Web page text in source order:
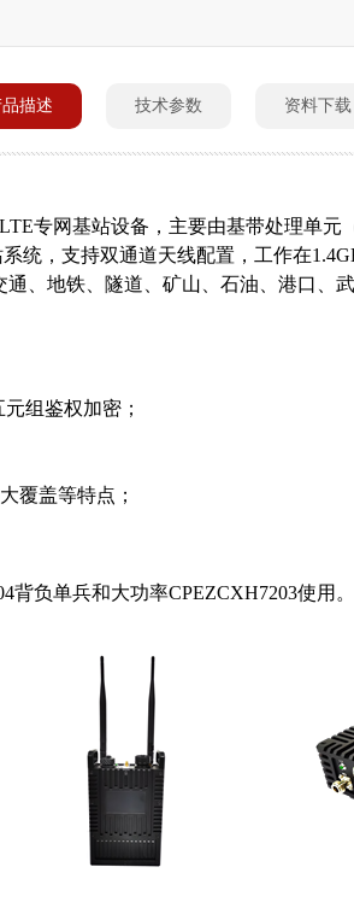
品描述 技术参数 资料下载
LTE专网基站设备，主要由基带处理单元
统，支持双通道天线配置，工作在
、地铁、隧道、矿山、石油、港口、
组鉴权加密；
覆盖等特点；
负单兵和大功率CPEZCXH7203使用。